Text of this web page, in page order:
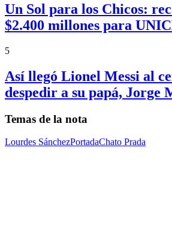
Un Sol para los Chicos:
$2.400 millones para
5
Así llegó Lionel Messi al
despedir a su papá, Jorge
Temas de la nota
Lourdes SánchezPortadaChato Prada